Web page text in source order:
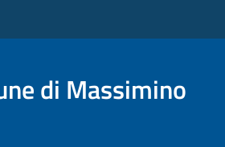
di Massimino